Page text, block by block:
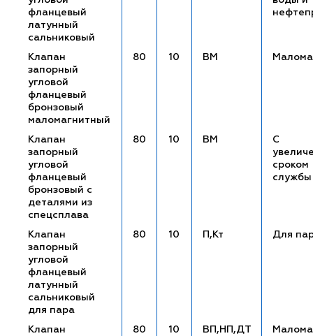
фланцевый
латунный
сальниковый
Клапан
запорный
угловой
фланцевый
бронзовый
маломагнитный
80 10 ВМ
Клапан
запорный
угловой
фланцевый
бронзовый с
деталями из
спецсплава
80 10 ВМ
С
сроком
службы
Клапан
запорный
угловой
фланцевый
латунный
сальниковый
для пара
80 10 П,Кт Для
Клапан
80 10 ВП,НП,ДТ